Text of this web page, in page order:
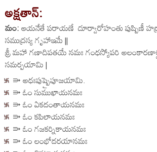
అక్షతాన్:
మం:ఆయనేతే పరాయణే దూర్వారోహంతు పుష్పిణీ
సముద్రస్య గృహాఇమే ||
శ్రీ మహా గణాదిపతయే నమః గంధస్యోపరి
సమర్పయామి |
⭄ అధఃపుష్పైపూజయామి.
⭄ ఓం సుముఖాయనమః
⭄ ఓం ఏకదంతాయనమః
⭄ ఓం కపిలాయనమః
⭄ ఓం గజకర్నికాయనమః
⭄ ఓం లంభోదరయానమః